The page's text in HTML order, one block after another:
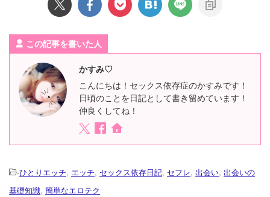
この記事を書いた人
かすみ♡
こんにちは！セックス依存症のかすみです！
日頃のことを日記として書き留めています！
仲良くしてね！
-ひとりエッチ, エッチ, セックス依存日記, セフレ, 出会い, 出会いの
基礎知識, 簡単なエロテク